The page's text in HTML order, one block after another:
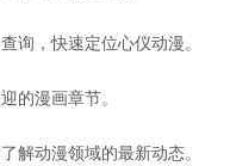
询，快速定位心仪动漫。
的漫画章节。
解动漫领域的最新动态。